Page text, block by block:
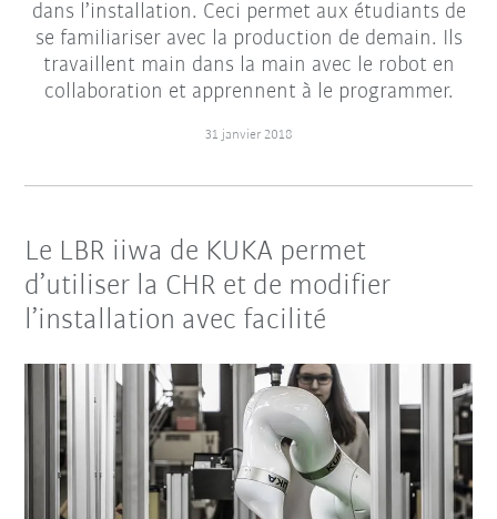
dans l’installation. Ceci permet aux étudiants de
se familiariser avec la production de demain. Ils
travaillent main dans la main avec le robot en
collaboration et apprennent à le programmer.
31 janvier 2018
Le LBR iiwa de KUKA permet
d’utiliser la CHR et de modifier
l’installation avec facilité